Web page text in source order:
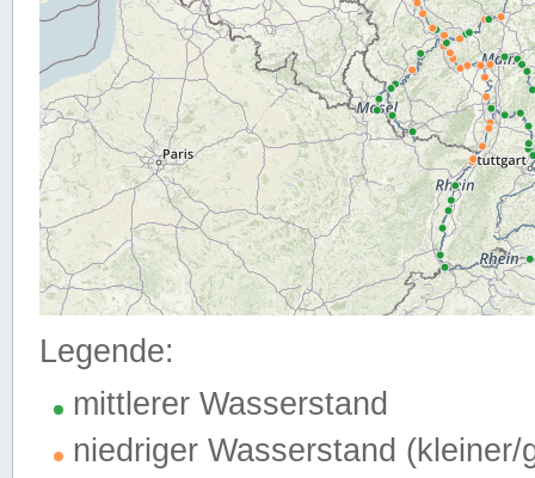
Legende:
mittlerer Wasserstand
niedriger Wasserstand (kleiner/